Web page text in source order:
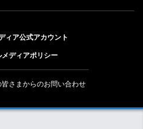
ィア公式アカウント
メディアポリシー
さまからのお問い合わせ